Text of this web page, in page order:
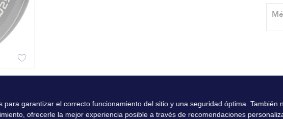
para garantizar el correcto funcionamiento del sitio y una seguridad óptima. También
ofrecerle la mejor experiencia posible a través de recomendaciones